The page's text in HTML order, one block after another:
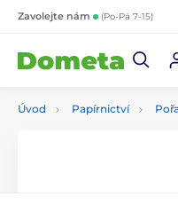
Zavolejte nám (Po-Pá 7-15)
Úvod Papírnictví